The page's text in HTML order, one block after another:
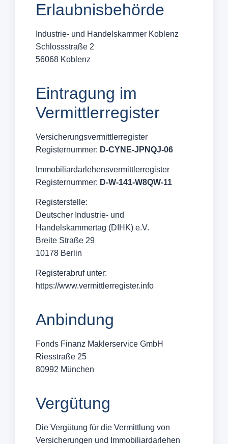
Erlaubnisbehörde
Industrie- und Handelskammer Koblenz
Schlossstraße 2
56068 Koblenz
Eintragung im
Vermittlerregister
Versicherungsvermittlerregister
Registernummer: D-CYNE-JPNQJ-06
Immobiliardarlehensvermittlerregister
Registernummer: D-W-141-W8QW-11
Registerstelle:
Deutscher Industrie- und
Handelskammertag (DIHK) e.V.
Breite Straße 29
10178 Berlin
Registerabruf unter:
https://www.vermittlerregister.info
Anbindung
Fonds Finanz Maklerservice GmbH
Riesstraße 25
80992 München
Vergütung
Die Vergütung für die Vermittlung von
Versicherungen und Immobiliardarlehen